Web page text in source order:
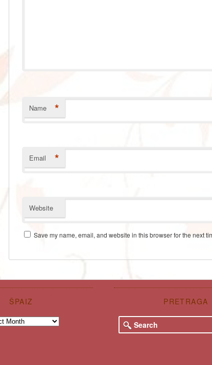
Name *
Email *
Website
Save my name, email, and website in this browser for the next
ŠPAIZ PRETRAGA
e